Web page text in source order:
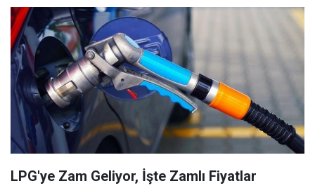
LPG'ye Zam Geliyor, İşte Zamlı Fiyatlar